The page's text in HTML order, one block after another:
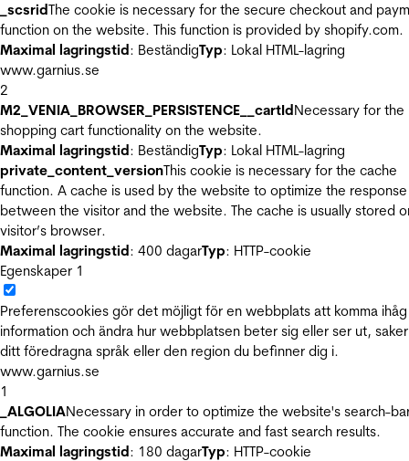
_scsridThe cookie is necessary for the secure checkout and
function on the website. This function is provided by shopify.com.
Maximal lagringstid: BeständigTyp: Lokal HTML-lagring
www.garnius.se
2
M2_VENIA_BROWSER_PERSISTENCE__cartIdNecessary for the
shopping cart functionality on the website.
Maximal lagringstid: BeständigTyp: Lokal HTML-lagring
private_content_versionThis cookie is necessary for the cache
function. A cache is used by the website to optimize the
between the visitor and the website. The cache is usually stored
visitor’s browser.
Maximal lagringstid: 400 dagarTyp: HTTP-cookie
Egenskaper 1
Preferenscookies gör det möjligt för en webbplats att komma ihåg
information och ändra hur webbplatsen beter sig eller ser ut,
ditt föredragna språk eller den region du befinner dig i.
www.garnius.se
1
_ALGOLIANecessary in order to optimize the website's search-
function. The cookie ensures accurate and fast search results.
Maximal lagringstid: 180 dagarTyp: HTTP-cookie